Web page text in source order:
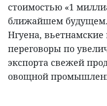
стоимостью «1
ближайшем
Нгуена,
переговоры по
экспорта свежей
овощной